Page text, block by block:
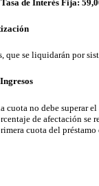
Tasa de Interés Fija:
que se liquidarán por
cuota no debe superar
de afectación se
cuota del